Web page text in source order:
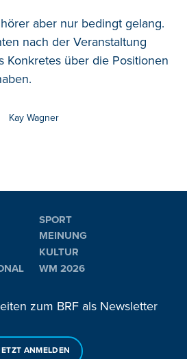
aber nur bedingt gelang.
nach der Veranstaltung
Konkretes über die Positionen
Kay Wagner
SPORT
MEINUNG
KULTUR
WM 2026
zum BRF als Newsletter
ANMELDEN